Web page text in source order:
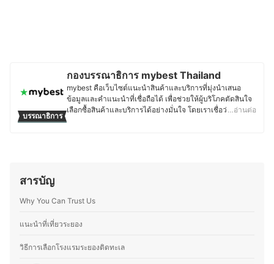
บรรณาธิการ
กองบรรณาธิการ mybest Thailand
mybest คือเว็บไซต์แนะนำสินค้าและบริการที่มุ่งนำเสนอ
ข้อมูลและคำแนะนำที่เชื่อถือได้ เพื่อช่วยให้ผู้บริโภคตัดสินใจ
เลือกซื้อสินค้าและบริการได้อย่างมั่นใจ โดยเราเชื่อว่าการ
รายละเอียดของผลิตภัณฑ์แต่ละประเภท ตั้งแต่การเปรียบ
โจทย์การใช้งานในชีวิตประจำวันมากที่สุด
ประวัติของ กองบรรณาธิการ mybest Thailand
…อ่านต่อ
สารบัญ
Why You Can Trust Us
แนะนำที่เที่ยวระยอง
วิธีการเลือกโรงแรมระยองติดทะเล